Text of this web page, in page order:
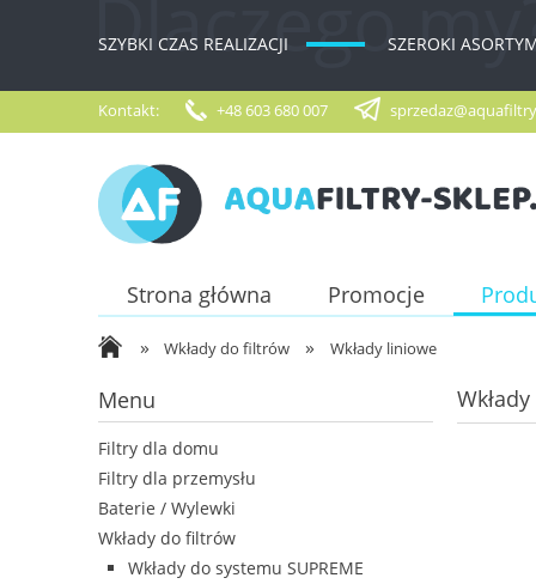
SZYBKI CZAS REALIZACJI SZEROKI
Kontakt: +48 603 680 007
Strona główna Promocje
» Wkłady do filtrów » Wkłady liniowe
Menu
Filtry dla domu
Filtry dla przemysłu
Baterie / Wylewki
Wkłady do filtrów
Wkłady do systemu SUPREME